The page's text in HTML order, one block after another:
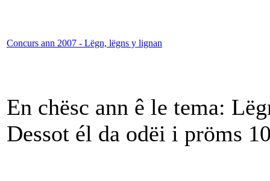
Concurs ann 2007 - Lëgn, lëgns y lignan
En chësc ann ê le tema:
Dessot él da odëi i pröms